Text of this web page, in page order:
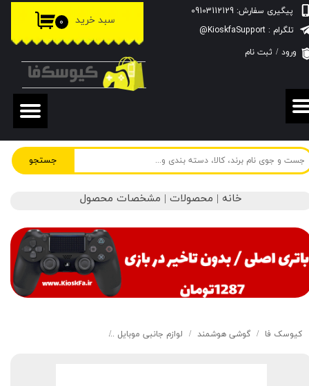
جستجو
پیگیری سفارش: 09103112129
۰ سبد خرید
ورود / ثبت نام
حساب کاربری من
تغییر گذر واژه
سفارشات
خروج از حساب کاربری
تلگرام : KioskfaSupport@
خانه | محصولات | مشخصات محصول
کیوسک‌ فا گوشی هوشمند لوازم جانبی موبایل